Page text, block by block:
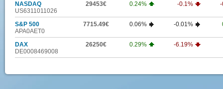
NASDAQ
US6311011026
29453€ 0.24% -0.1%
S&P 500
APA0AET0
7715.49€ 0.06% -0.01%
DAX
DE0008469008
26250€ 0.29% -6.19%